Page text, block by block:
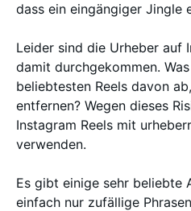
dass ein eingängiger Jingle
Leider sind die Urheber auf
damit durchgekommen.
beliebtesten Reels davon
entfernen? Wegen dieses
Instagram Reels mit
verwenden.
Es gibt einige sehr beliebte
einfach nur zufällige